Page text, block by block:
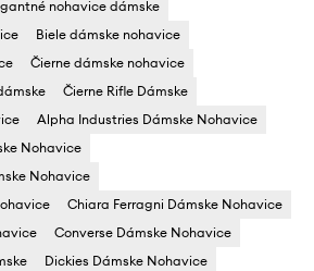
nohavice dámske
Biele dámske nohavice
Čierne dámske nohavice
Čierne Rifle Dámske
Alpha Industries Dámske Nohavice
Nohavice
Nohavice
Chiara Ferragni Dámske Nohavice
Converse Dámske Nohavice
Dickies Dámske Nohavice